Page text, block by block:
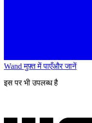
Wand मुफ़्त में पाएँऔर जानें
इस पर भी उपलब्ध है